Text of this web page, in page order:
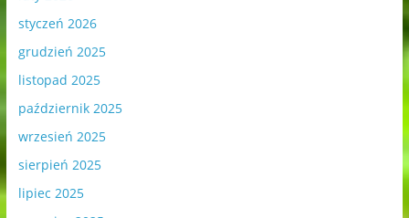
styczeń 2026
grudzień 2025
listopad 2025
październik 2025
wrzesień 2025
sierpień 2025
lipiec 2025